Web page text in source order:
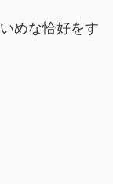
めな恰好をす